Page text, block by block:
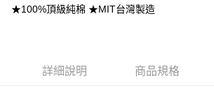
元大商業銀行
Google Pay
相關說明
★100%頂級純棉 ★MIT台灣製造
詳細說明 商品規格